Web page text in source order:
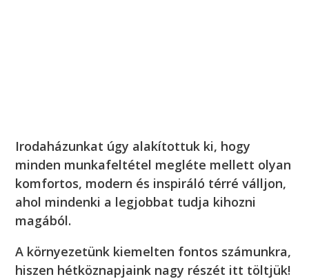
Irodaházunkat úgy alakítottuk ki, hogy
minden munkafeltétel megléte mellett olyan
komfortos, modern és inspiráló térré válljon,
ahol mindenki a legjobbat tudja kihozni
magából.
A környezetünk kiemelten fontos számunkra,
hiszen hétköznapjaink nagy részét itt töltjük!